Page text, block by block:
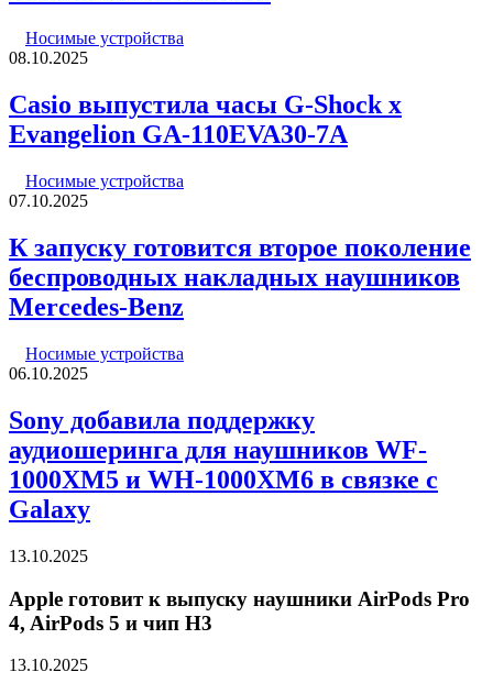
Носимые устройства
08.10.2025
Casio выпустила часы G-Shock x
Evangelion GA-110EVA30-7A
Носимые устройства
07.10.2025
К запуску готовится второе поколение
беспроводных накладных наушников
Mercedes-Benz
Носимые устройства
06.10.2025
Sony добавила поддержку
аудиошеринга для наушников WF-
1000XM5 и WH-1000XM6 в связке с
Galaxy
13.10.2025
Apple готовит к выпуску наушники AirPods Pro
4, AirPods 5 и чип H3
13.10.2025